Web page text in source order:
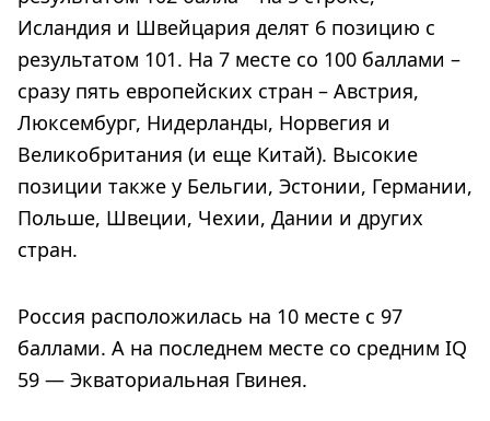
Исландия и Швейцария делят 6 позицию с
результатом 101. На 7 месте со 100 баллами –
сразу пять европейских стран – Австрия,
Люксембург, Нидерланды, Норвегия и
Великобритания (и еще Китай). Высокие
позиции также у Бельгии, Эстонии, Германии,
Польше, Швеции, Чехии, Дании и других
стран.
Россия расположилась на 10 месте с 97
баллами. А на последнем месте со средним IQ
59 — Экваториальная Гвинея.